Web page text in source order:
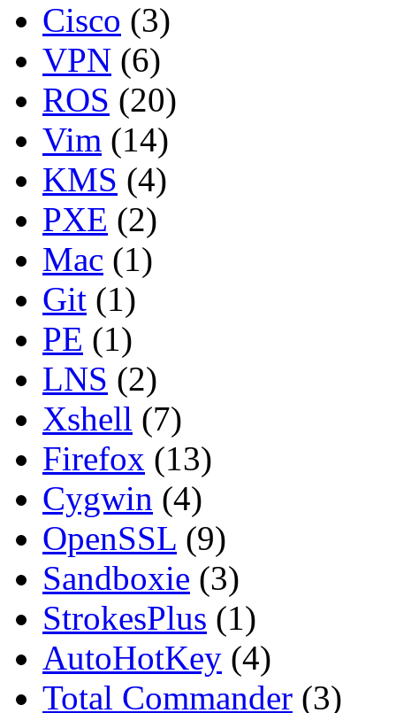
Cisco (3)
VPN (6)
ROS (20)
Vim (14)
KMS (4)
PXE (2)
Mac (1)
Git (1)
PE (1)
LNS (2)
Xshell (7)
Firefox (13)
Cygwin (4)
OpenSSL (9)
Sandboxie (3)
StrokesPlus (1)
AutoHotKey (4)
Total Commander (3)